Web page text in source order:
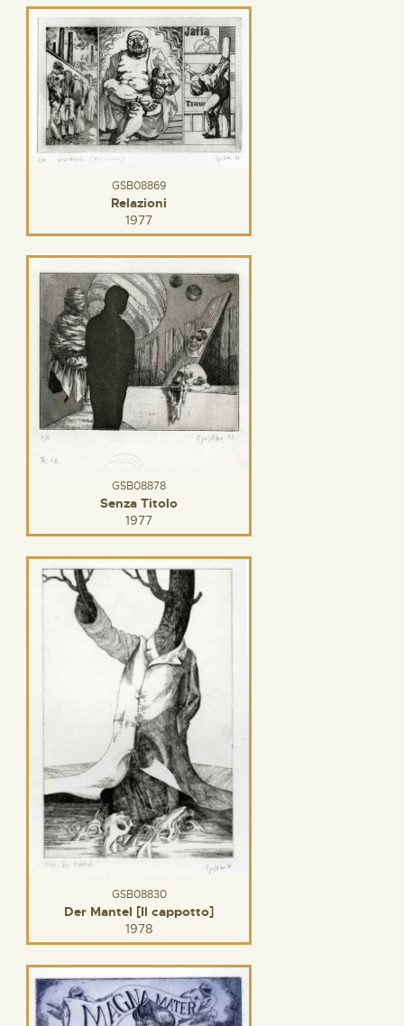
GSB08869
Relazioni
1977
GSB08878
Senza Titolo
1977
GSB08830
Der Mantel [Il cappotto]
1978